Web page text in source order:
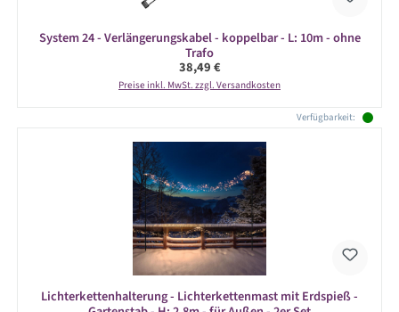
System 24 - Verlängerungskabel - koppelbar - L: 10m - ohne
Trafo
Regulärer Preis:
38,49 €
Preise inkl. MwSt. zzgl. Versandkosten
Verfügbarkeit:
Lichterkettenhalterung - Lichterkettenmast mit Erdspieß -